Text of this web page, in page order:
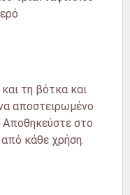
τη βότκα και
αποστειρωμένο
Αποθηκεύστε στο
κάθε χρήση.